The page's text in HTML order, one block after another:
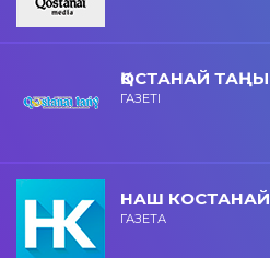
ҚОСТАНАЙ ТАҢЫ
ГАЗЕТІ
НАШ КОСТАНАЙ
ГАЗЕТА